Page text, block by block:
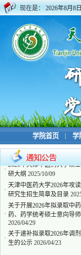
现在是： 2026年8月8
学院首页 学
·
2026年天津中医药大学硕士
研大纲 2025/10/09
·
天津中医药大学2026年攻
研究生招生简章及目录
·
关于开展2026年拟录取中
药、药学统考硕士意向导师
2026/04/29
·
关于递补拟录取2026年调
生的公示 2026/04/23